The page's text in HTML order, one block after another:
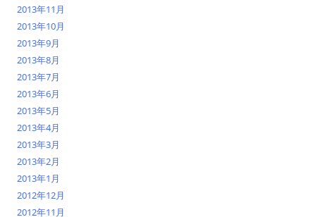
2013年11月
2013年10月
2013年9月
2013年8月
2013年7月
2013年6月
2013年5月
2013年4月
2013年3月
2013年2月
2013年1月
2012年12月
2012年11月